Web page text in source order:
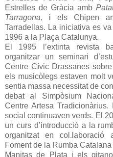
Estrelles de Gràcia amb
Tarragona, i els Chipen
Tarradellas. La iniciativa es
1996 a la Plaça Catalunya.
El 1995 l’extinta revista
organitzar un seminari
Centre Cívic Drassanes
els musicòlegs estaven molt
sentia massa necessitat de
debat al Simpòsium
Centre Artesa
social continuaven verds. El
un curs d’introducció a la
organitzat en col.laboració
Foment de la Rumba Catalana
Manitas de Plata i els